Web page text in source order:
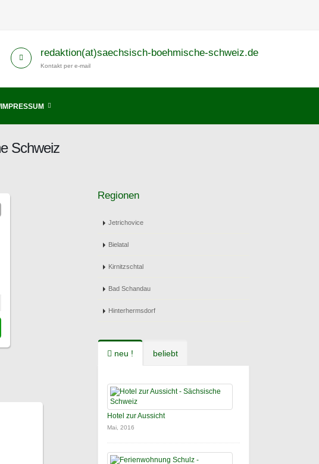
redaktion(at)saechsisch-boehmische-schweiz.de
Kontakt per e-mail
Schweiz
Regionen
Jetrichovice
Bielatal
Kirnitzschtal
Bad Schandau
Hinterhermsdorf
neu ! beliebt
Hotel zur Aussicht
Mai, 2016